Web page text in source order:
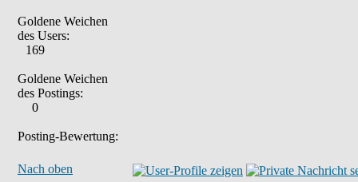
Goldene Weichen
des Users:
169
Goldene Weichen
des Postings:
0
Posting-Bewertung:
Nach oben